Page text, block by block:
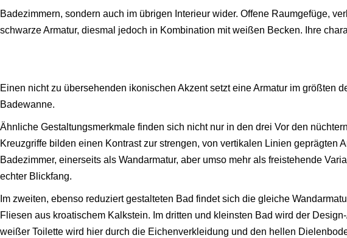
Badezimmern, sondern auch im übrigen Interieur wider. Offene Raumgefüge,
schwarze Armatur, diesmal jedoch in Kombination mit weißen Becken. Ihre
Einen nicht zu übersehenden ikonischen Akzent setzt eine Armatur im größten
Badewanne.
Ähnliche Gestaltungsmerkmale finden sich nicht nur in den drei Vor den
Kreuzgriffe bilden einen Kontrast zur strengen, von vertikalen Linien geprägten
Badezimmer, einerseits als Wandarmatur, aber umso mehr als freistehende
echter Blickfang.
Im zweiten, ebenso reduziert gestalteten Bad findet sich die gleiche
Fliesen aus kroatischem Kalkstein. Im dritten und kleinsten Bad wird der
weißer Toilette wird hier durch die Eichenverkleidung und den hellen